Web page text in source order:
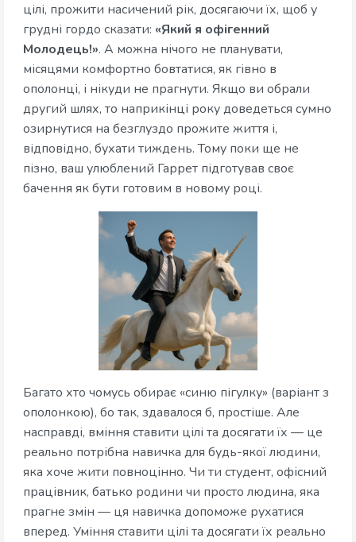
цілі, прожити насичений рік, досягаючи їх, щоб у
грудні гордо сказати: «Який я офігенний
Молодець!». А можна нічого не планувати,
місяцями комфортно бовтатися, як гівно в
ополонці, і нікуди не прагнути. Якщо ви обрали
другий шлях, то наприкінці року доведеться сумно
озирнутися на безглуздо прожите життя і,
відповідно, бухати тиждень. Тому поки ще не
пізно, ваш улюблений Гаррет підготував своє
бачення як бути готовим в новому році.
Багато хто чомусь обирає «синю пігулку» (варіант з
ополонкою), бо так, здавалося б, простіше. Але
насправді, вміння ставити цілі та досягати їх — це
реально потрібна навичка для будь-якої людини,
яка хоче жити повноцінно. Чи ти студент, офісний
працівник, батько родини чи просто людина, яка
прагне змін — ця навичка допоможе рухатися
вперед. Уміння ставити цілі та досягати їх реально